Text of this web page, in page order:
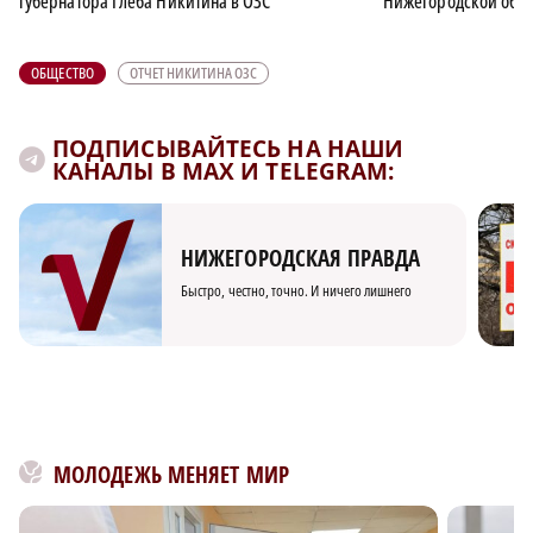
ОБЩЕСТВО ОТЧЕТ НИКИТИНА ОЗС
ПОДПИСЫВАЙТЕСЬ НА НАШИ
КАНАЛЫ В MAX И TELEGRAM:
НИЖЕГОРОДСКАЯ ПРАВДА
Быстро, честно, точно. И ничего лишнего
МОЛОДЕЖЬ МЕНЯЕТ МИР